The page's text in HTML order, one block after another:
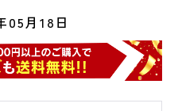
05月18日